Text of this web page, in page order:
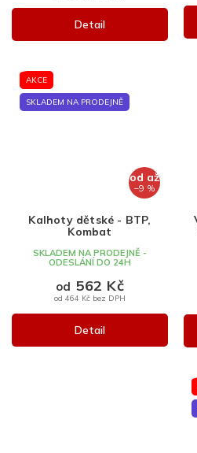
Detail
AKCE
SKLADEM NA PRODEJNĚ
od až
–9 %
Kalhoty dětské - BTP,
Kombat
SKLADEM NA PRODEJNĚ -
ODESLÁNÍ DO 24H
od 464 Kč bez DPH
od 562 Kč
Detail